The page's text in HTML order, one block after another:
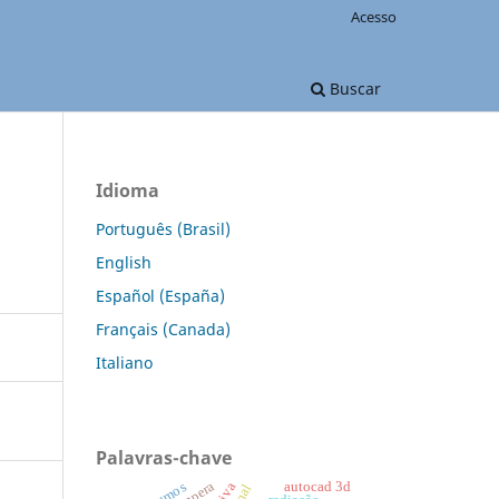
Buscar
Acesso
Idioma
Português (Brasil)
English
Español (España)
Français (Canada)
Italiano
Palavras-chave
autocad 3d